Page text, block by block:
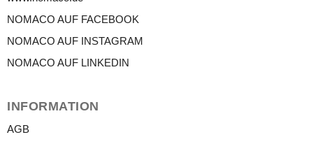
NOMACO AUF FACEBOOK
NOMACO AUF INSTAGRAM
NOMACO AUF LINKEDIN
INFORMATION
AGB